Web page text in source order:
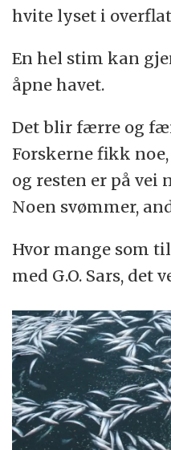
hvite lyset i
En hel stim kan
åpne havet.
Det blir færre og
Forskerne fikk
og resten er på vei
Noen svømmer,
Hvor mange som
med G.O. Sars, det